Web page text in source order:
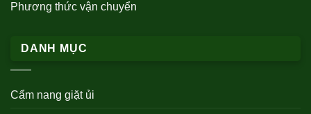
Phương thức vận chuyển
DANH MỤC
Cẩm nang giặt ủi